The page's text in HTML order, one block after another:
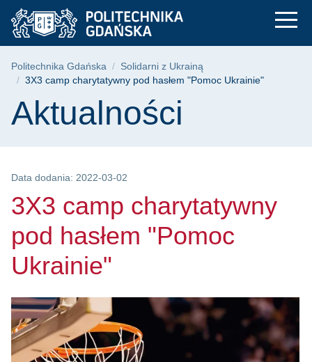
Przejdź
do
menu
Przejdź
do
wyszukiwarki
Przejdź
do
treści
3X3 camp
Ścieżka nawigacyjna
Politechnika Gdańska
Solidarni z Ukrainą
3X3 camp charytatywny pod hasłem "Pomoc Ukrainie"
Treść strony
Aktualności
Data dodania: 2022-03-02
3X3 camp charytatywny
pod hasłem "Pomoc
Ukrainie"